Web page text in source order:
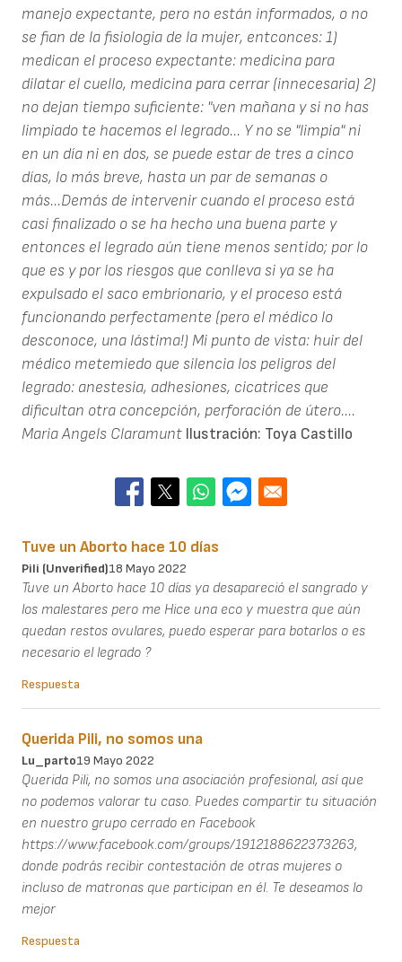
manejo expectante, pero no están informados, o no
se fian de la fisiologia de la mujer, entconces: 1)
medican el proceso expectante: medicina para
dilatar el cuello, medicina para cerrar (innecesaria) 2)
no dejan tiempo suficiente: "ven mañana y si no has
limpiado te hacemos el legrado... Y no se "limpia" ni
en un día ni en dos, se puede estar de tres a cinco
días, lo más breve, hasta un par de semanas o
más...Demás de intervenir cuando el proceso está
casi finalizado o se ha hecho una buena parte y
entonces el legrado aún tiene menos sentido; por lo
que es y por los riesgos que conlleva si ya se ha
expulsado el saco embrionario, y el proceso está
funcionando perfectamente (pero el médico lo
desconoce, una lástima!) Mi punto de vista: huir del
médico metemiedo que silencia los peligros del
legrado: anestesia, adhesiones, cicatrices que
dificultan otra concepción, perforación de útero....
Maria Angels Claramunt Ilustración: Toya Castillo
Tuve un Aborto hace 10 días
Pili (unverified)18 Mayo 2022
Tuve un Aborto hace 10 días ya desapareció el sangrado y
los malestares pero me Hice una eco y muestra que aún
quedan restos ovulares, puedo esperar para botarlos o es
necesario el legrado ?
Respuesta
Querida Pili, no somos una
Lu_parto19 Mayo 2022
Querida Pili, no somos una asociación profesional, así que
no podemos valorar tu caso. Puedes compartir tu situación
en nuestro grupo cerrado en Facebook
https://www.facebook.com/groups/1912188622373263,
donde podrás recibir contestación de otras mujeres o
incluso de matronas que participan en él. Te deseamos lo
mejor
Respuesta